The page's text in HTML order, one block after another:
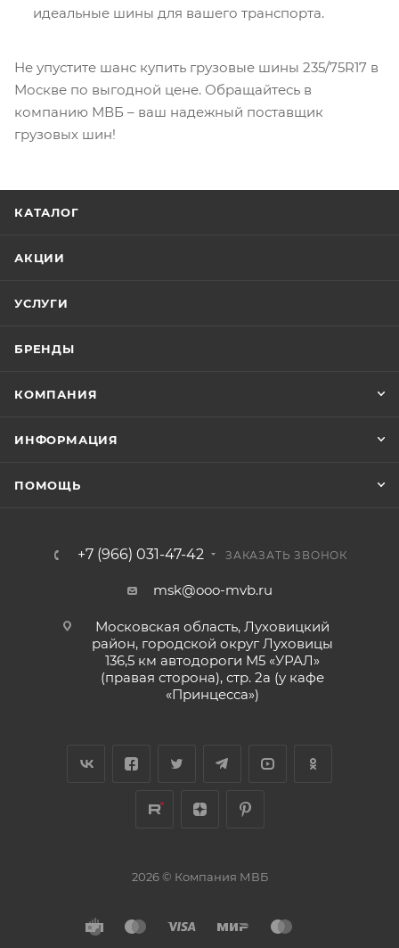
идеальные шины для вашего транспорта.
Не упустите шанс купить грузовые шины 235/75R17 в
Москве по выгодной цене. Обращайтесь в
компанию МВБ – ваш надежный поставщик
грузовых шин!
КАТАЛОГ
АКЦИИ
УСЛУГИ
БРЕНДЫ
КОМПАНИЯ
ИНФОРМАЦИЯ
ПОМОЩЬ
+7 (966) 031-47-42 ЗАКАЗАТЬ ЗВОНОК
msk@ooo-mvb.ru
Московская область, Луховицкий
район, городской округ Луховицы
136,5 км автодороги М5 «УРАЛ»
(правая сторона), стр. 2а (у кафе
«‎Принцесса»)
2026 © Компания МВБ